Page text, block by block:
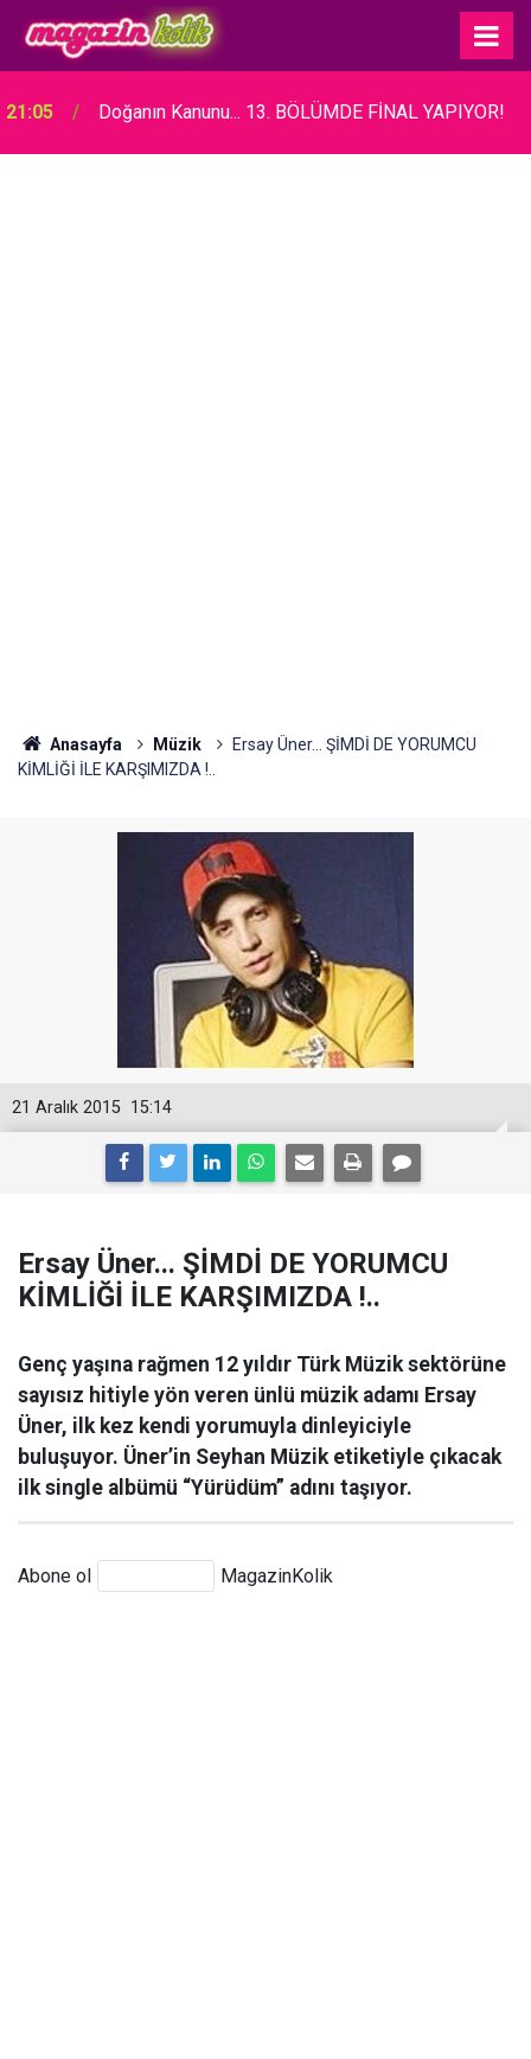
21:05 Doğanın Kanunu... 13. BÖLÜMDE FİNAL YAPIYOR!
Anasayfa Müzik
Ersay Üner... ŞİMDİ DE YORUMCU
KİMLİĞİ İLE KARŞIMIZDA !..
15:14
21 Aralık 2015
Ersay Üner... ŞİMDİ DE YORUMCU
KİMLİĞİ İLE KARŞIMIZDA !..
Genç yaşına rağmen 12 yıldır Türk Müzik sektörüne
sayısız hitiyle yön veren ünlü müzik adamı Ersay
Üner, ilk kez kendi yorumuyla dinleyiciyle
buluşuyor. Üner’in Seyhan Müzik etiketiyle çıkacak
ilk single albümü “Yürüdüm” adını taşıyor.
Abone ol MagazinKolik